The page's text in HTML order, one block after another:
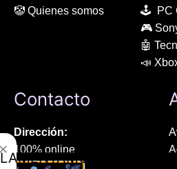
🤡 Quienes somos
🕹 PC
🎮
🤖
📣
Contacto
Dirección:
100% online
Manresa (08241), Barcelona
LAMENTAMOS